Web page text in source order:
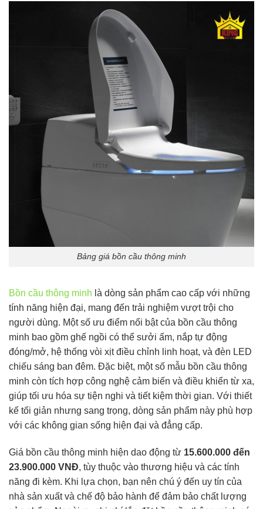
Bảng giá bồn cầu thông minh
Bồn cầu thông minh là dòng sản phẩm cao cấp với những
tính năng hiện đại, mang đến trải nghiệm vượt trội cho
người dùng. Một số ưu điểm nổi bật của bồn cầu thông
minh bao gồm ghế ngồi có thể sưởi ấm, nắp tự động
đóng/mở, hệ thống vòi xịt điều chỉnh linh hoạt, và đèn LED
chiếu sáng ban đêm. Đặc biệt, một số mẫu bồn cầu thông
minh còn tích hợp công nghệ cảm biến và điều khiển từ xa,
giúp tối ưu hóa sự tiện nghi và tiết kiệm thời gian. Với thiết
kế tối giản nhưng sang trọng, dòng sản phẩm này phù hợp
với các không gian sống hiện đại và đẳng cấp.
Giá bồn cầu thông minh hiện dao động từ 15.600.000 đến
23.900.000 VNĐ, tùy thuộc vào thương hiệu và các tính
năng đi kèm. Khi lựa chọn, bạn nên chú ý đến uy tín của
nhà sản xuất và chế độ bảo hành để đảm bảo chất lượng